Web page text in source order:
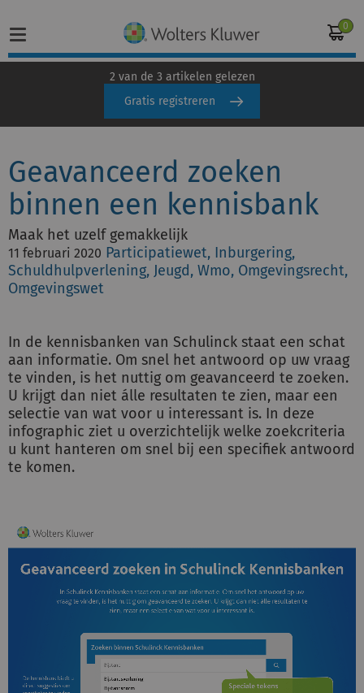
0
Home
Vakgebieden
Actueel
Producten
Opleidingen
Inloggen op de kennisbank
Inloggen
2 van de 3 artikelen gelezen
Gratis registreren
Geavanceerd zoeken
binnen een kennisbank
Maak het uzelf gemakkelijk
11 februari 2020 Participatiewet, Inburgering,
Schuldhulpverlening, Jeugd, Wmo, Omgevingsrecht,
Omgevingswet
In de kennisbanken van Schulinck staat een schat
aan informatie. Om snel het antwoord op uw vraag
te vinden, is het nuttig om geavanceerd te zoeken.
U krijgt dan niet álle resultaten te zien, maar een
selectie van wat voor u interessant is. In deze
infographic ziet u overzichtelijk welke zoekcriteria
u kunt hanteren om snel bij een specifiek antwoord
te komen.